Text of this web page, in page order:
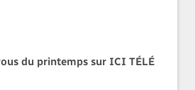
du printemps sur ICI TÉLÉ